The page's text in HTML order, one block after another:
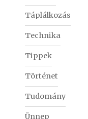
Táplálkozás
Technika
Tippek
Történet
Tudomány
Ünnep